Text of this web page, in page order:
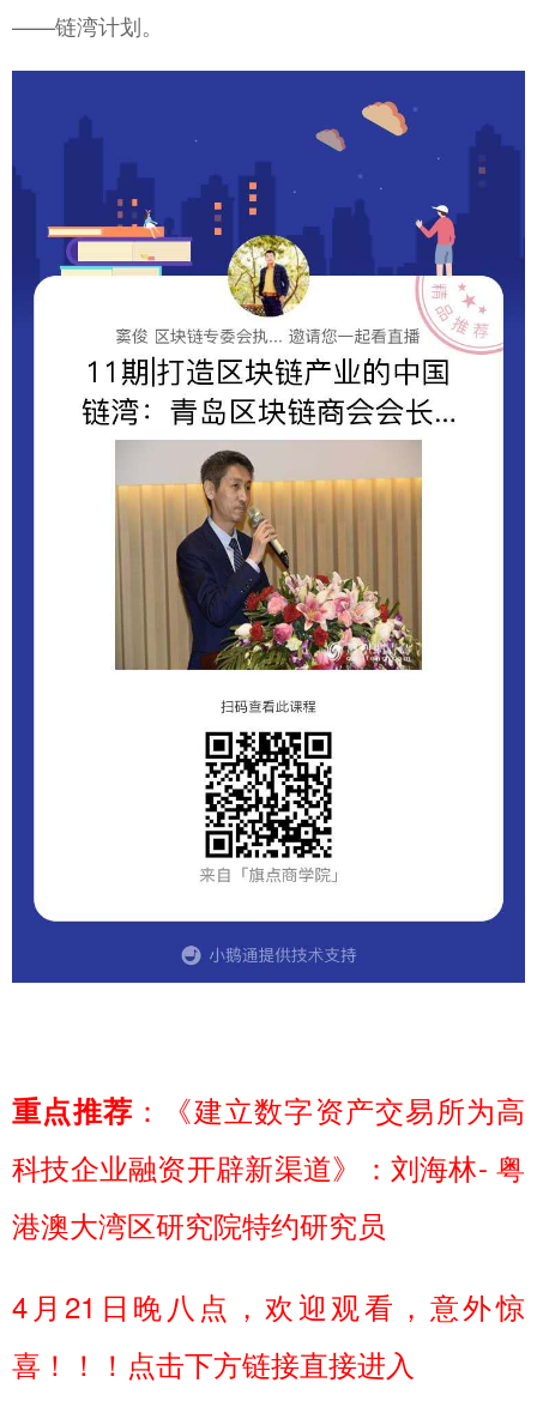
——链湾计划。
重点推荐 ：《建立数字资产交易所为高
科技企业融资开辟新渠道》：刘海林- 粤
港澳大湾区研究院特约研究员
4月21日晚八点，欢迎观看，意外惊
喜！！！点击下方链接直接进入